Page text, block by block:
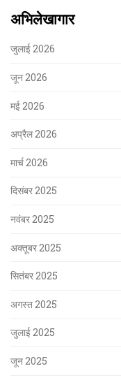
अभिलेखागार
जुलाई 2026
जून 2026
मई 2026
अप्रैल 2026
मार्च 2026
दिसंबर 2025
नवंबर 2025
अक्तूबर 2025
सितंबर 2025
अगस्त 2025
जुलाई 2025
जून 2025